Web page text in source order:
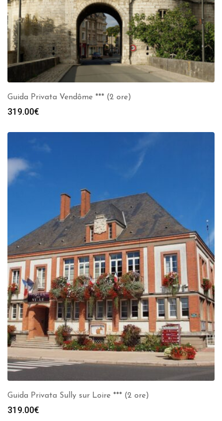
Guida Privata Vendôme *** (2 ore)
319.00€
Guida Privata Sully sur Loire *** (2 ore)
319.00€